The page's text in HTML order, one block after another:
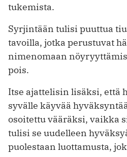
tukemista.
Syrjintään tulisi puuttua
tavoilla, jotka perustuvat
nimenomaan
pois.
Itse ajattelisin lisäksi, että
syvälle käyvää
osoitettu vääräksi, vaikka
tulisi se uudelleen
puolestaan luottamusta,